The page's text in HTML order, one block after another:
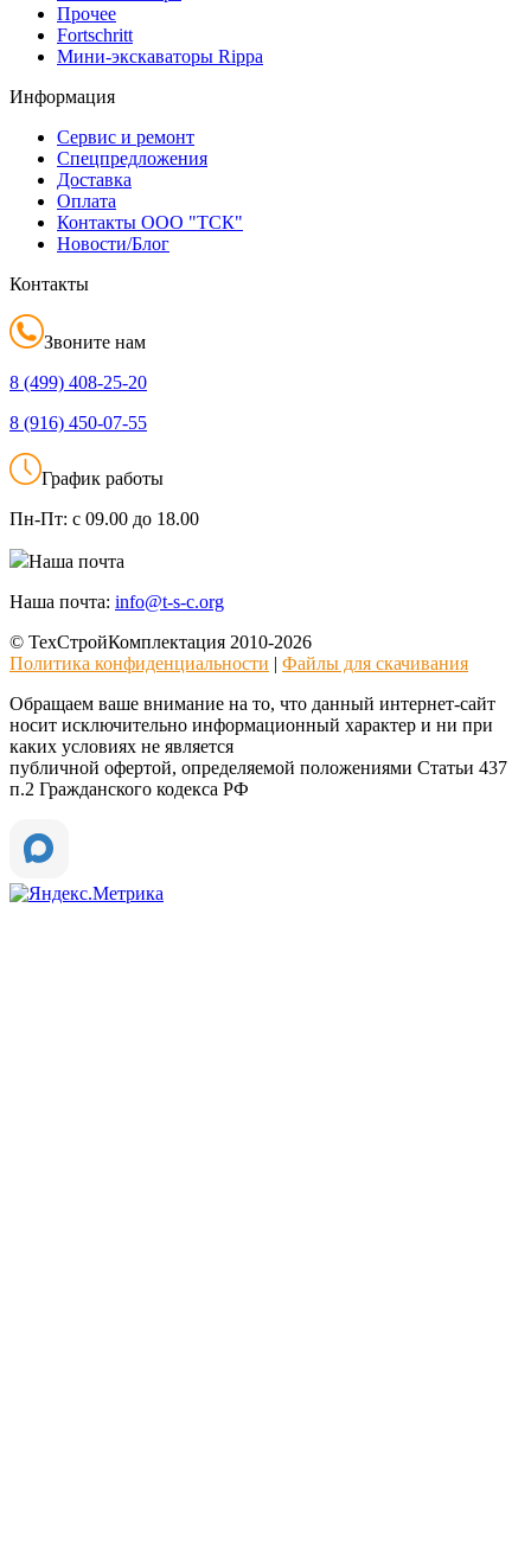
Прочее
Fortschritt
Мини-экскаваторы Rippa
Информация
Сервис и ремонт
Спецпредложения
Доставка
Оплата
Контакты ООО "ТСК"
Новости/Блог
Контакты
Звоните нам
8 (499) 408-25-20
8 (916) 450-07-55
График работы
Пн-Пт: с 09.00 до 18.00
Наша почта
Наша почта: info@t-s-c.org
© ТехСтройКомплектация 2010-2026
Политика конфиденциальности | Файлы для скачивания
Обращаем ваше внимание на то, что данный интернет-сайт
носит исключительно информационный характер и ни при
каких условиях не является
публичной офертой, определяемой положениями Статьи 437
п.2 Гражданского кодекса РФ